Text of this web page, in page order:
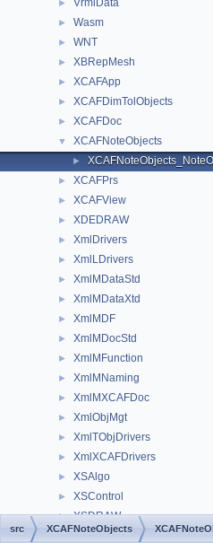
► VrmlData
► Wasm
► WNT
► XBRepMesh
► XCAFApp
► XCAFDimTolObjects
► XCAFDoc
▼ XCAFNoteObjects
►
► XCAFPrs
► XCAFView
► XDEDRAW
► XmlDrivers
► XmlLDrivers
► XmlMDataStd
► XmlMDataXtd
► XmlMDF
► XmlMDocStd
► XmlMFunction
► XmlMNaming
► XmlMXCAFDoc
► XmlObjMgt
► XmlTObjDrivers
► XmlXCAFDrivers
► XSAlgo
► XSControl
► XSDRAW
► Xw
src XCAFNoteObjects